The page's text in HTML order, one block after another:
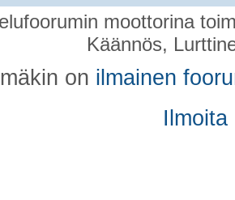
moottorina
Käännös,
on ilmainen